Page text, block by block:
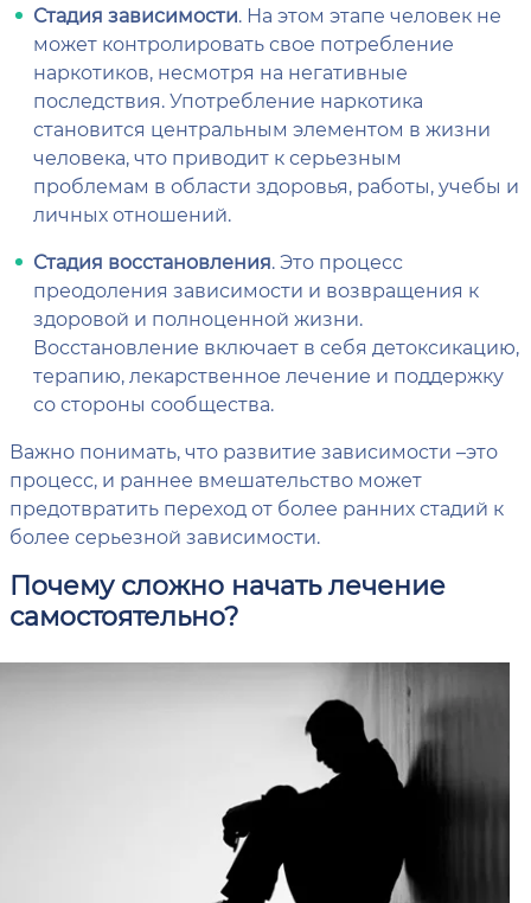
Стадия зависимости. На этом этапе человек не
может контролировать свое потребление
наркотиков, несмотря на негативные
последствия. Употребление наркотика
становится центральным элементом в жизни
человека, что приводит к серьезным
проблемам в области здоровья, работы, учебы и
личных отношений.
Стадия восстановления. Это процесс
преодоления зависимости и возвращения к
здоровой и полноценной жизни.
Восстановление включает в себя детоксикацию,
терапию, лекарственное лечение и поддержку
со стороны сообщества.
Важно понимать, что развитие зависимости –это
процесс, и раннее вмешательство может
предотвратить переход от более ранних стадий к
более серьезной зависимости.
Почему сложно начать лечение
самостоятельно?